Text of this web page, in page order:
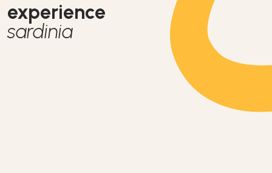
experience
sardinia